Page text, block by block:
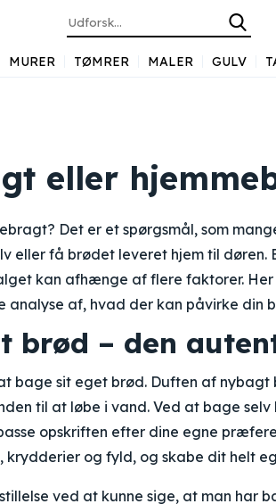
MURER TØMRER MALER GULV
eller
Det er et spørgsmål, som
eller få brødet leveret hjem til døren.
kan afhænge af flere faktorer. Her
af, hvad der kan påvirke din
brød – den
bage sit eget brød. Duften af nybagt
til at løbe i vand. Ved at bage
opskriften efter dine egne
krydderier og fyld, og skabe dit helt
ved at kunne sige, at man har